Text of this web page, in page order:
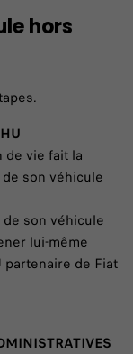
hors
vie fait la
son véhicule
son véhicule
lui-même
de Fiat